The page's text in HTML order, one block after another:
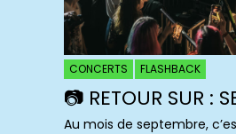
CONCERTS FLASHBACK
📷 RETOUR SUR :
Au mois de septembre,